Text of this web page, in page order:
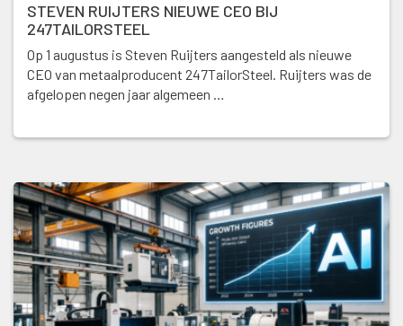
STEVEN RUIJTERS NIEUWE CEO BIJ
247TAILORSTEEL
Op 1 augustus is Steven Ruijters aangesteld als nieuwe
CEO van metaalproducent 247TailorSteel. Ruijters was de
afgelopen negen jaar algemeen …